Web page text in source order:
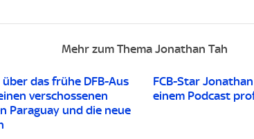
Mehr zum Thema Jonathan Tah
das frühe DFB-Aus
verschossenen
Paraguay und die neue
FCB-Star
einem Podcast